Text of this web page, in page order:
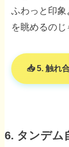
ふわっと印
を眺めるの
5. 触れ
6. タンデム